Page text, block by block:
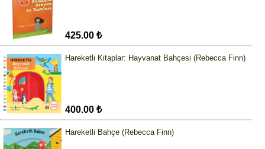
425.00 ₺
Hareketli Kitaplar: Hayvanat Bahçesi (Rebecca Finn)
400.00 ₺
Hareketli Bahçe (Rebecca Finn)